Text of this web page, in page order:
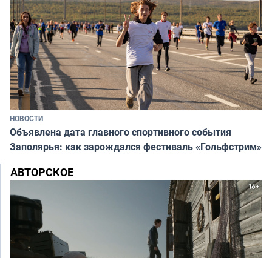
НОВОСТИ
Объявлена дата главного спортивного события
Заполярья: как зарождался фестиваль «Гольфстрим»
АВТОРСКОЕ